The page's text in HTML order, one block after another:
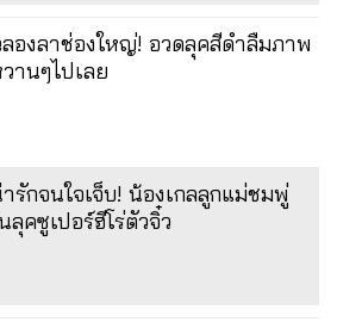
องลาช่องใหญ่! อวดลุคสีดำลืมภาพ
านๆไปเลย
รักจนใจเจ็บ! น้องเกลลูกแม่ชมพู่
ลุคซูเปอร์ฮีโร่ตัวจิ๋ว